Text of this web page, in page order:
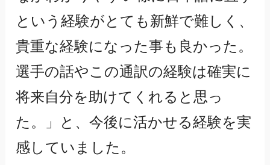
という経験がとても新鮮で難しく、
貴重な経験になった事も良かった。
選手の話やこの通訳の経験は確実に
将来自分を助けてくれると思っ
た。」と、今後に活かせる経験を実
感していました。